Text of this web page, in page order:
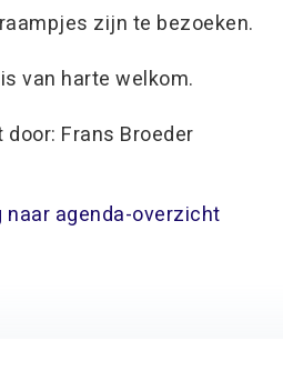
zijn te bezoeken.
van harte welkom.
door: Frans Broeder
naar agenda-overzicht